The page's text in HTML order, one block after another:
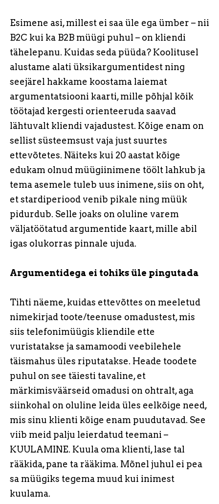
Esimene asi, millest ei saa üle ega ümber – nii
B2C kui ka B2B müügi puhul – on kliendi
tähelepanu. Kuidas seda püüda? Koolitusel
alustame alati üksikargumentidest ning
seejärel hakkame koostama laiemat
argumentatsiooni kaarti, mille põhjal kõik
töötajad kergesti orienteeruda saavad
lähtuvalt kliendi vajadustest. Kõige enam on
sellist süsteemsust vaja just suurtes
ettevõtetes. Näiteks kui 20 aastat kõige
edukam olnud müügiinimene töölt lahkub ja
tema asemele tuleb uus inimene, siis on oht,
et stardiperiood venib pikale ning müük
pidurdub. Selle joaks on oluline varem
väljatöötatud argumentide kaart, mille abil
igas olukorras pinnale ujuda.
Argumentidega ei tohiks üle pingutada
Tihti näeme, kuidas ettevõttes on meeletud
nimekirjad toote/teenuse omadustest, mis
siis telefonimüügis kliendile ette
vuristatakse ja samamoodi veebilehele
täismahus üles riputatakse. Heade toodete
puhul on see täiesti tavaline, et
märkimisväärseid omadusi on ohtralt, aga
siinkohal on oluline leida üles eelkõige need,
mis sinu klienti kõige enam puudutavad. See
viib meid palju leierdatud teemani –
KUULAMINE. Kuula oma klienti, lase tal
rääkida, pane ta rääkima. Mõnel juhul ei pea
sa müügiks tegema muud kui inimest
kuulama.